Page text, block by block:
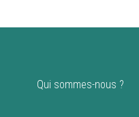
Qui sommes-nous ?